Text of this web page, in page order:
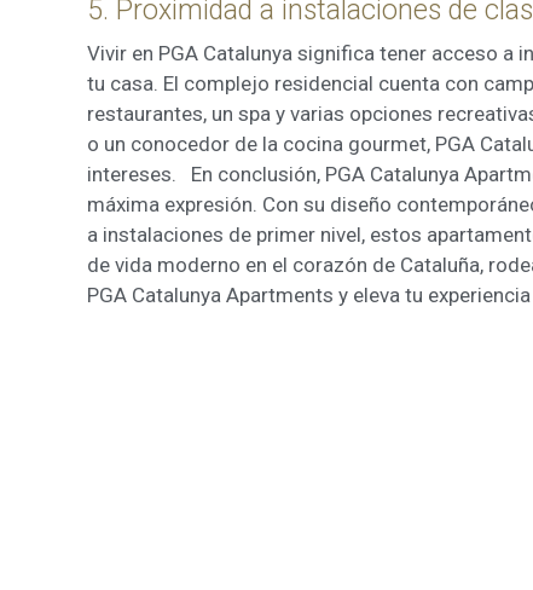
5. Proximidad a instalaciones de
Vivir en PGA Catalunya significa tener acceso a
tu casa. El complejo residencial cuenta con
restaurantes, un spa y varias opciones
o un conocedor de la cocina gourmet, PGA
intereses. En conclusión, PGA Catalunya
máxima expresión. Con su diseño
a instalaciones de primer nivel, estos
de vida moderno en el corazón de Cataluña,
PGA Catalunya Apartments y eleva tu